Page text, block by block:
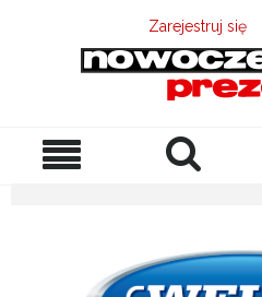
Zarejestruj się